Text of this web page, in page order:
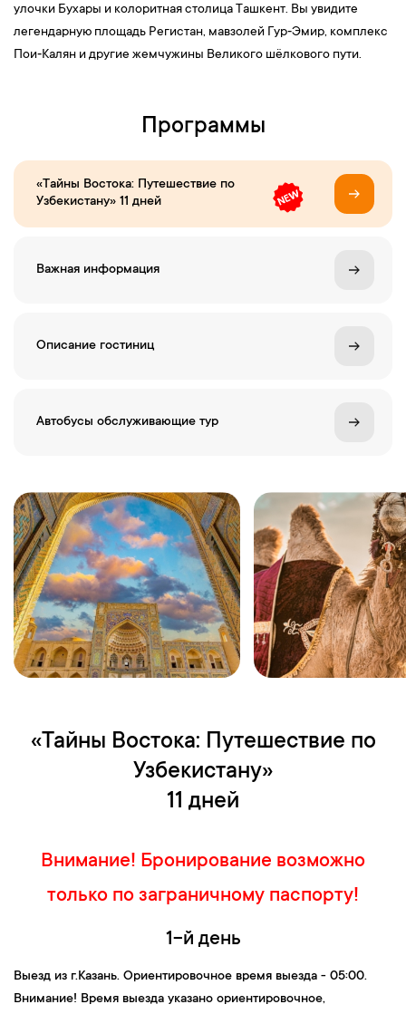
улочки Бухары и колоритная столица Ташкент. Вы увидите
легендарную площадь Регистан, мавзолей Гур‑Эмир, комплекс
Пои‑Калян идругие жемчужины Великого шёлкового пути.
Программы
«Тайны Востока: Путешествие по
Узбекистану» 11 дней
Важная информация
Описание гостиниц
Автобусы обслуживающие тур
«Тайны Востока: Путешествие по
Узбекистану»
11 дней
Внимание! Бронирование возможно
только по заграничному паспорту!
1-й день
Выезд из г.Казань. Ориентировочное время выезда - 05:00.
Внимание! Время выезда указано ориентировочное,